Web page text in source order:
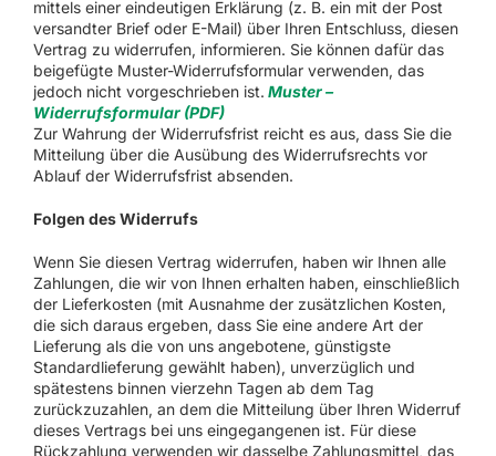
mittels einer eindeutigen Erklärung (z. B. ein mit der Post
versandter Brief oder E-Mail) über Ihren Entschluss, diesen
Vertrag zu widerrufen, informieren. Sie können dafür das
beigefügte Muster-Widerrufsformular verwenden, das
jedoch nicht vorgeschrieben ist. Muster –
Widerrufsformular (PDF)
Zur Wahrung der Widerrufsfrist reicht es aus, dass Sie die
Mitteilung über die Ausübung des Widerrufsrechts vor
Ablauf der Widerrufsfrist absenden.
Folgen des Widerrufs
Wenn Sie diesen Vertrag widerrufen, haben wir Ihnen alle
Zahlungen, die wir von Ihnen erhalten haben, einschließlich
der Lieferkosten (mit Ausnahme der zusätzlichen Kosten,
die sich daraus ergeben, dass Sie eine andere Art der
Lieferung als die von uns angebotene, günstigste
Standardlieferung gewählt haben), unverzüglich und
spätestens binnen vierzehn Tagen ab dem Tag
zurückzuzahlen, an dem die Mitteilung über Ihren Widerruf
dieses Vertrags bei uns eingegangenen ist. Für diese
Rückzahlung verwenden wir dasselbe Zahlungsmittel, das